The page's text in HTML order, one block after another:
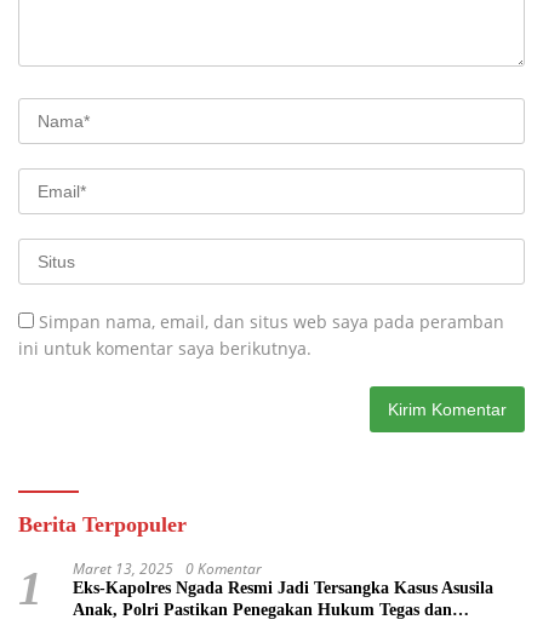
Simpan nama, email, dan situs web saya pada peramban
ini untuk komentar saya berikutnya.
Berita Terpopuler
1 Maret 13, 2025 0 Komentar
Eks-Kapolres Ngada Resmi Jadi Tersangka Kasus Asusila
Anak, Polri Pastikan Penegakan Hukum Tegas dan